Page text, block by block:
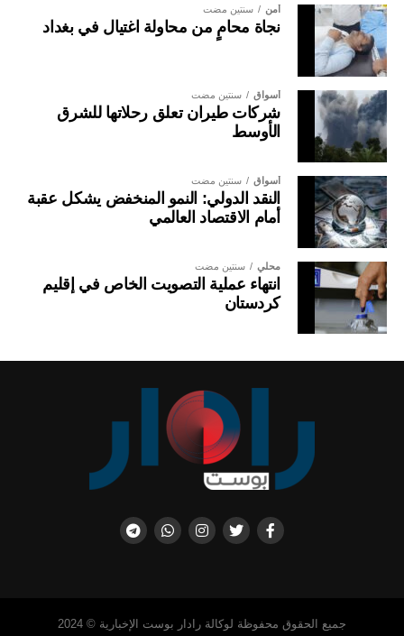
أمن سنتين مضت
نجاة محامٍ من محاولة اغتيال في بغداد
أسواق سنتين مضت
شركات طيران تعلق رحلاتها للشرق
الأوسط
أسواق سنتين مضت
النقد الدولي: النمو المنخفض يشكل عقبة
أمام الاقتصاد العالمي
محلي سنتين مضت
انتهاء عملية التصويت الخاص في إقليم
كردستان
جميع الحقوق محفوظة لوكالة رادار بوست الإخبارية © 2024